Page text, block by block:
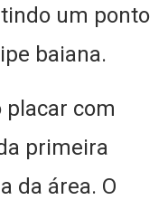
um ponto
baiana.
placar com
primeira
da área. O